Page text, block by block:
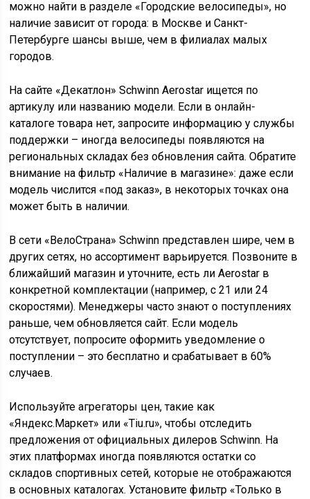
можно найти в разделе «Городские велосипеды», но
наличие зависит от города: в Москве и Санкт-
Петербурге шансы выше, чем в филиалах малых
городов.
На сайте «Декатлон» Schwinn Aerostar ищется по
артикулу или названию модели. Если в онлайн-
каталоге товара нет, запросите информацию у службы
поддержки – иногда велосипеды появляются на
региональных складах без обновления сайта. Обратите
внимание на фильтр «Наличие в магазине»: даже если
модель числится «под заказ», в некоторых точках она
может быть в наличии.
В сети «ВелоСтрана» Schwinn представлен шире, чем в
других сетях, но ассортимент варьируется. Позвоните в
ближайший магазин и уточните, есть ли Aerostar в
конкретной комплектации (например, с 21 или 24
скоростями). Менеджеры часто знают о поступлениях
раньше, чем обновляется сайт. Если модель
отсутствует, попросите оформить уведомление о
поступлении – это бесплатно и срабатывает в 60%
случаев.
Используйте агрегаторы цен, такие как
«Яндекс.Маркет» или «Tiu.ru», чтобы отследить
предложения от официальных дилеров Schwinn. На
этих платформах иногда появляются остатки со
складов спортивных сетей, которые не отображаются
в основных каталогах. Установите фильтр «Только в